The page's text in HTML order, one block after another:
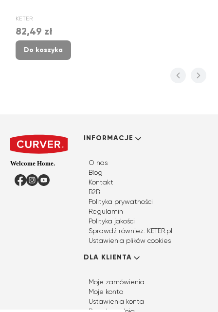
PRODUCENT
KETER
Cena
82,49 zł
Do koszyka
Facebook
Instagram
YouTube
Linki w stopce
INFORMACJE
O nas
Blog
Kontakt
B2B
Polityka prywatności
Regulamin
Polityka jakości
Sprawdź również: KETER.pl
Ustawienia plików cookies
DLA KLIENTA
Moje zamówienia
Moje konto
Ustawienia konta